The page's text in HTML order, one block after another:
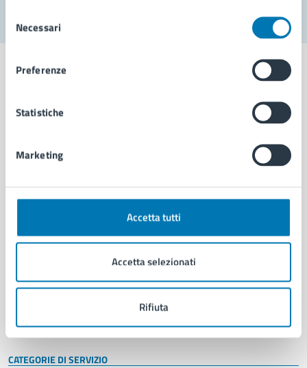
delNecessari
Preferenze
Statistiche
Marketing
Accetta tutti
Accetta selezionati
Rifiuta
Comune di Napoli
AMMINISTRAZIONE
Organi di governo
Enti e fondazioni
Personale amministrativo
Intranet, posta aziendale e protocollo
CATEGORIE DI SERVIZIO